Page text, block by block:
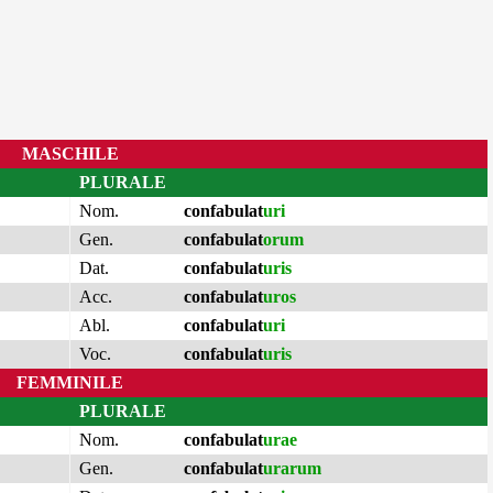
MASCHILE
PLURALE
Nom.
confabulaturi
Gen.
confabulatorum
Dat.
confabulaturis
Acc.
confabulaturos
Abl.
confabulaturi
Voc.
confabulaturis
FEMMINILE
PLURALE
Nom.
confabulaturae
Gen.
confabulaturarum